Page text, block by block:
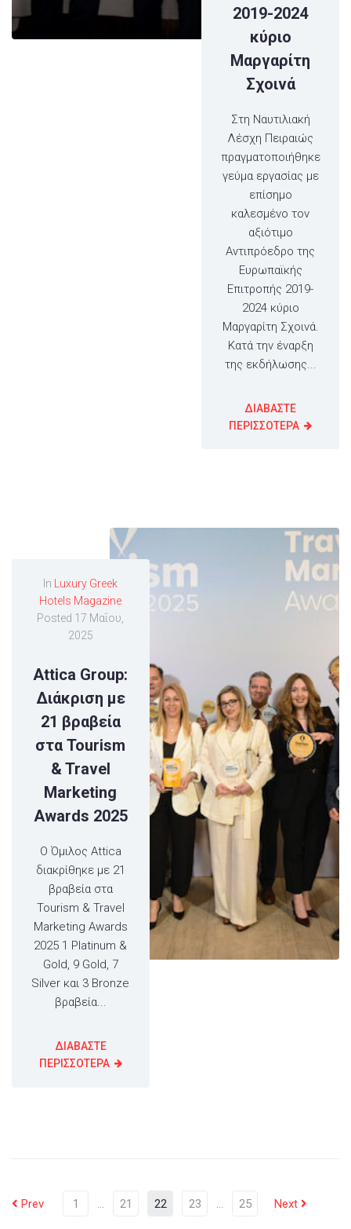
2019-2024
κύριο
Μαργαρίτη
Σχοινά
Στη Ναυτιλιακή
Λέσχη Πειραιώς
πραγματοποιήθηκε
γεύμα εργασίας με
επίσημο
καλεσμένο τον
αξιότιμο
Αντιπρόεδρο της
Ευρωπαϊκής
Επιτροπής 2019-
2024 κύριο
Μαργαρίτη Σχοινά.
Κατά την έναρξη
της εκδήλωσης...
ΔΙΑΒΑΣΤΕ
ΠΕΡΙΣΣΟΤΕΡΑ
In
Luxury Greek
Hotels Magazine
Posted 17 Μαΐου,
2025
Attica Group:
Διάκριση με
21 βραβεία
στα Tourism
& Travel
Marketing
Awards 2025
Ο Όμιλος Attica
διακρίθηκε με 21
βραβεία στα
Tourism & Travel
Marketing Awards
2025 1 Platinum &
Gold, 9 Gold, 7
Silver και 3 Bronze
βραβεία...
ΔΙΑΒΑΣΤΕ
ΠΕΡΙΣΣΟΤΕΡΑ
Prev 1 … 21 22 23 … 25 Next